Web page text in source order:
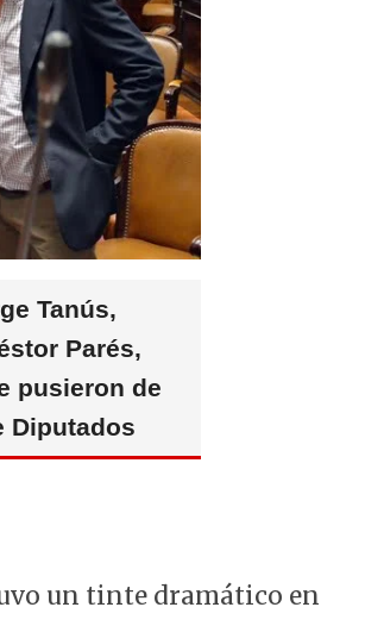
Tanús,
Parés,
pusieron de
Diputados
un tinte dramático en